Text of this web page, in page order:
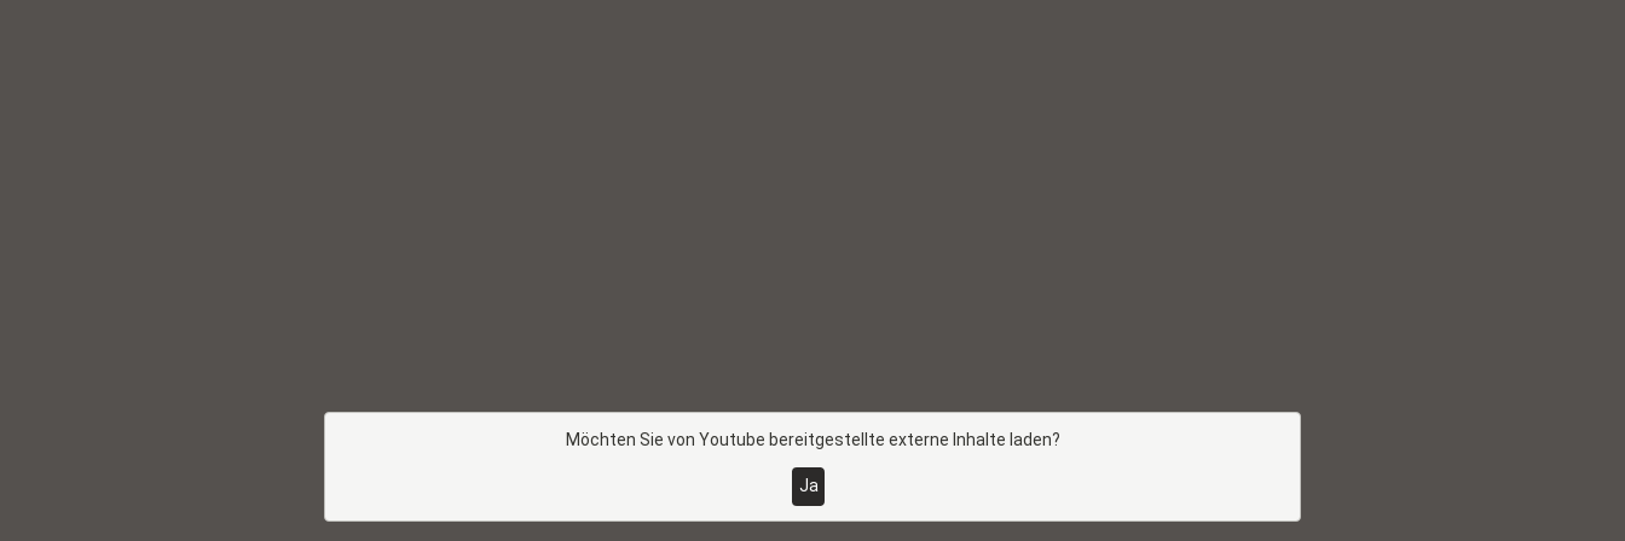
Möchten Sie von Youtube bereitgestellte externe Inhalte laden?
Ja